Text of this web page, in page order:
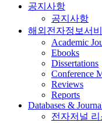
공지사항
공지사항
해외전자정보서
Academic
Ebooks
Dissertations
Conference
Reviews
Reports
Databases &
전자저널 리